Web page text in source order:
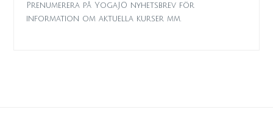
Prenumerera på YogaJO nyhetsbrev för
information om aktuella kurser mm.